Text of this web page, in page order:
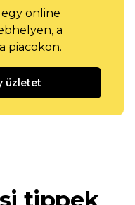
online
a
piacokon.
üzletet